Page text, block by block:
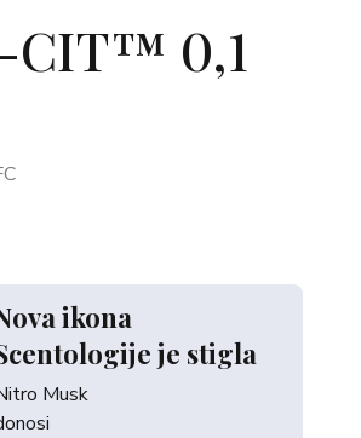
CIT™ 0,1
ikona
je stigla
Musk